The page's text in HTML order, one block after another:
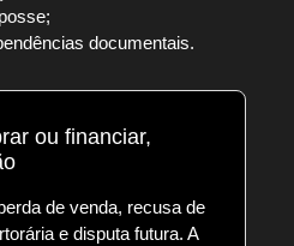
documentais.
ou financiar,
de venda, recusa de
e disputa futura. A